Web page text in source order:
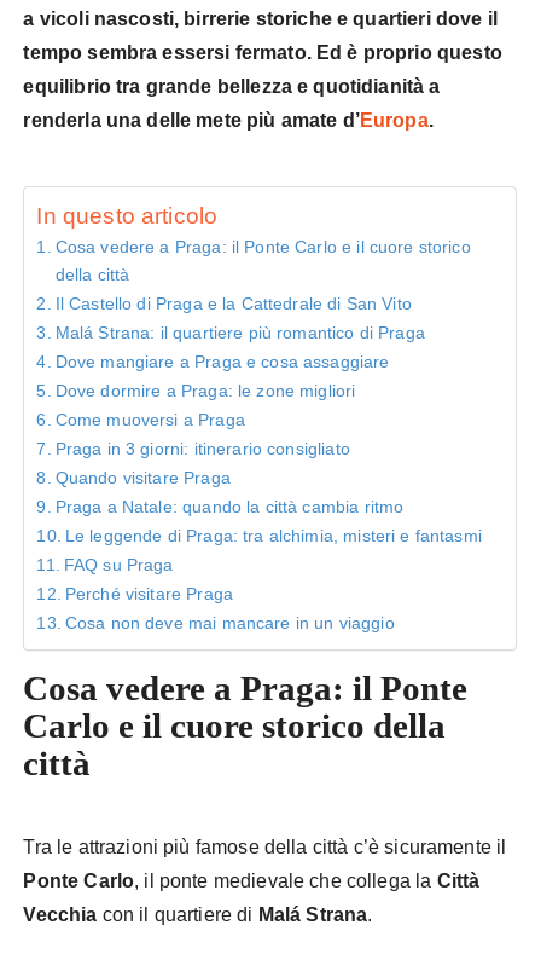
a vicoli nascosti, birrerie storiche e quartieri dove il
tempo sembra essersi fermato. Ed è proprio questo
equilibrio tra grande bellezza e quotidianità a
renderla una delle mete più amate d’Europa.
In questo articolo
Cosa vedere a Praga: il Ponte Carlo e il cuore storico
della città
Il Castello di Praga e la Cattedrale di San Vito
Malá Strana: il quartiere più romantico di Praga
Dove mangiare a Praga e cosa assaggiare
Dove dormire a Praga: le zone migliori
Come muoversi a Praga
Praga in 3 giorni: itinerario consigliato
Quando visitare Praga
Praga a Natale: quando la città cambia ritmo
Le leggende di Praga: tra alchimia, misteri e fantasmi
FAQ su Praga
Perché visitare Praga
Cosa non deve mai mancare in un viaggio
Cosa vedere a Praga: il Ponte
Carlo e il cuore storico della
città
Tra le attrazioni più famose della città c’è sicuramente il
Ponte Carlo, il ponte medievale che collega la Città
Vecchia con il quartiere di Malá Strana.